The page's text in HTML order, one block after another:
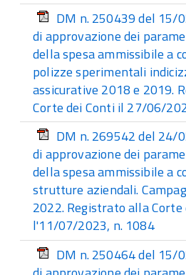
DM n. 250439 del 15/
di approvazione dei
della spesa ammissibile a
polizze sperimentali
assicurative 2018 e 2019.
Corte dei Conti il 27/06/
DM n. 269542 del 24/
di approvazione dei
della spesa ammissibile a
strutture aziendali.
2022. Registrato alla Corte
l'11/07/2023, n. 1084
DM n. 250464 del 15/